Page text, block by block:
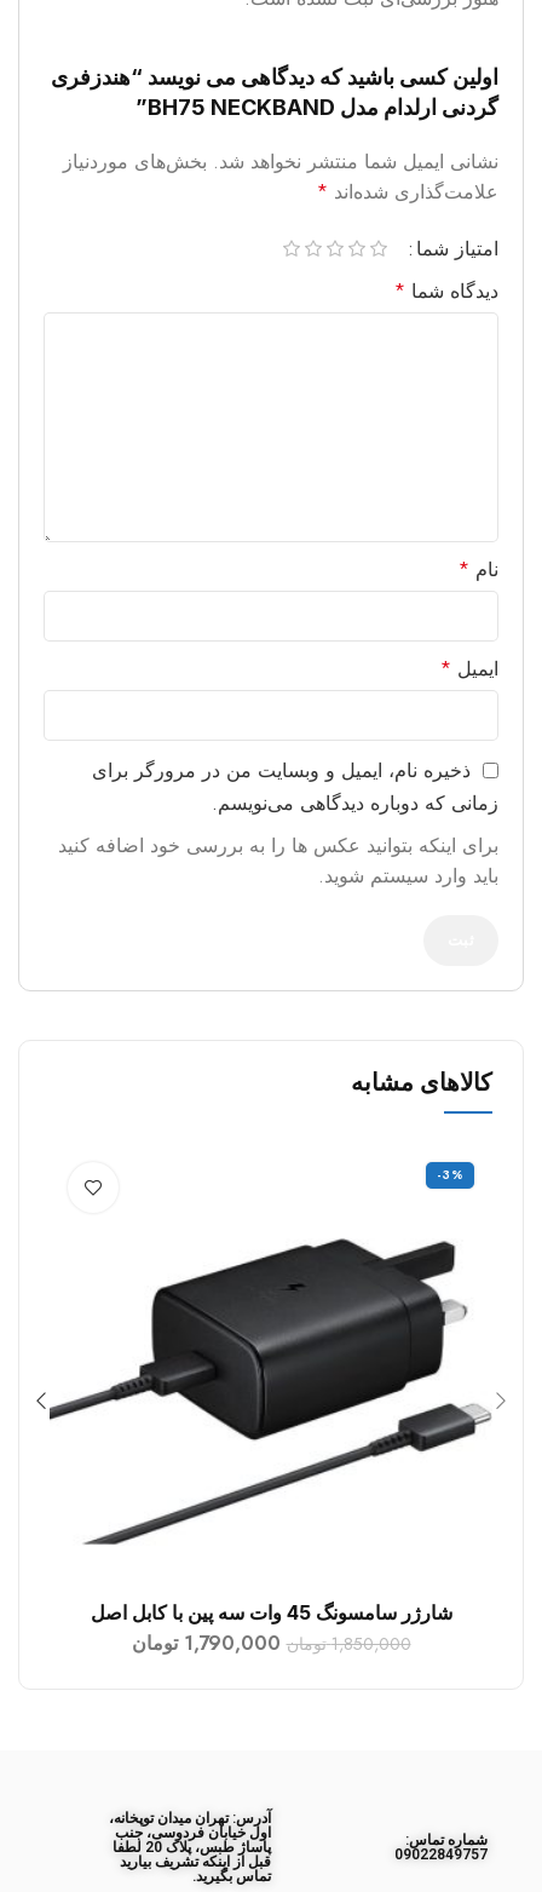
اولین کسی باشید که دیدگاهی می نویسد “هندزفری
گردنی ارلدام مدل BH75 NECKBAND”
نشانی ایمیل شما منتشر نخواهد شد. بخش‌های موردنیاز
علامت‌گذاری شده‌اند *
امتیاز شما
دیدگاه شما *
نام *
ایمیل *
ذخیره نام، ایمیل و وبسایت من در مرورگر برای
زمانی که دوباره دیدگاهی می‌نویسم.
برای اینکه بتوانید عکس ها را به بررسی خود اضافه کنید
باید وارد سیستم شوید.
کالاهای مشابه
-3%
افزودن به سبد خریدشارژر سامسونگ 45 وات سه پین با کابل اصل
1,850,000 تومان 1,790,000 تومان
ﺷﻤﺎره ﺗﻤﺎس:
09022849757
آدرس: تهران میدان توپخانه،
اول خیابان فردوسی، جنب
پاساژ طبس، پلاک 20 لطفا
قبل از اینکه تشریف بیارید
تماس بگیرید.